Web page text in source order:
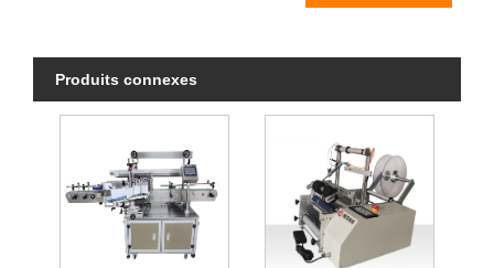
Produits connexes